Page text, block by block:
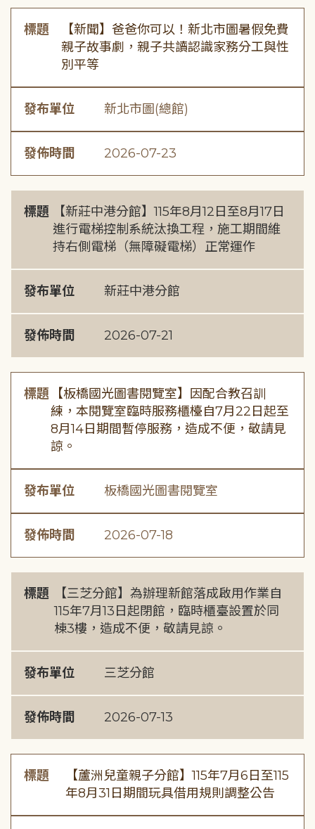
標題
【新聞】爸爸你可以！新北市圖暑假免費
親子故事劇，親子共讀認識家務分工與性
別平等
發布單位 新北市圖(總館)
發佈時間 2026-07-23
標題
【新莊中港分館】115年8月12日至8月17日
進行電梯控制系統汰換工程，施工期間維
持右側電梯（無障礙電梯）正常運作
發布單位 新莊中港分館
發佈時間 2026-07-21
標題
【板橋國光圖書閱覽室】因配合教召訓
練，本閱覽室臨時服務櫃檯自7月22日起至
8月14日期間暫停服務，造成不便，敬請見
諒。
發布單位 板橋國光圖書閱覽室
發佈時間 2026-07-18
標題
【三芝分館】為辦理新館落成啟用作業自
115年7月13日起閉館，臨時櫃臺設置於同
棟3樓，造成不便，敬請見諒。
發布單位 三芝分館
發佈時間 2026-07-13
標題
【蘆洲兒童親子分館】115年7月6日至115
年8月31日期間玩具借用規則調整公告